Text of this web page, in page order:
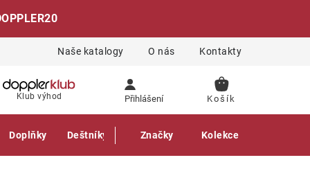
Naše katalogy O nás Kontakty
Klub výhod Přihlášení
NÁKUPNÍ
Doplňky Deštníky Gastro produkty
Značky Kolekce